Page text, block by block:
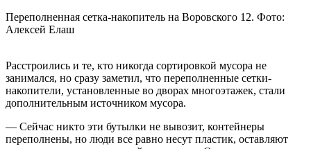
Переполненная сетка-накопитель на Воровского 12. Фото:
Алексей Елаш
Расстроились и те, кто никогда сортировкой мусора не
занимался, но сразу заметил, что переполненные сетки-
накопители, установленные во дворах многоэтажек, стали
дополнительным источником мусора.
— Сейчас никто эти бутылки не вывозит, контейнеры
переполнены, но люди все равно несут пластик, оставляют